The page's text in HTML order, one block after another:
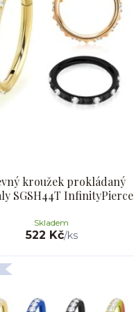
kroužek prokládaný
SGSH44T InfinityPierce
522 Kč/ks
Skladem